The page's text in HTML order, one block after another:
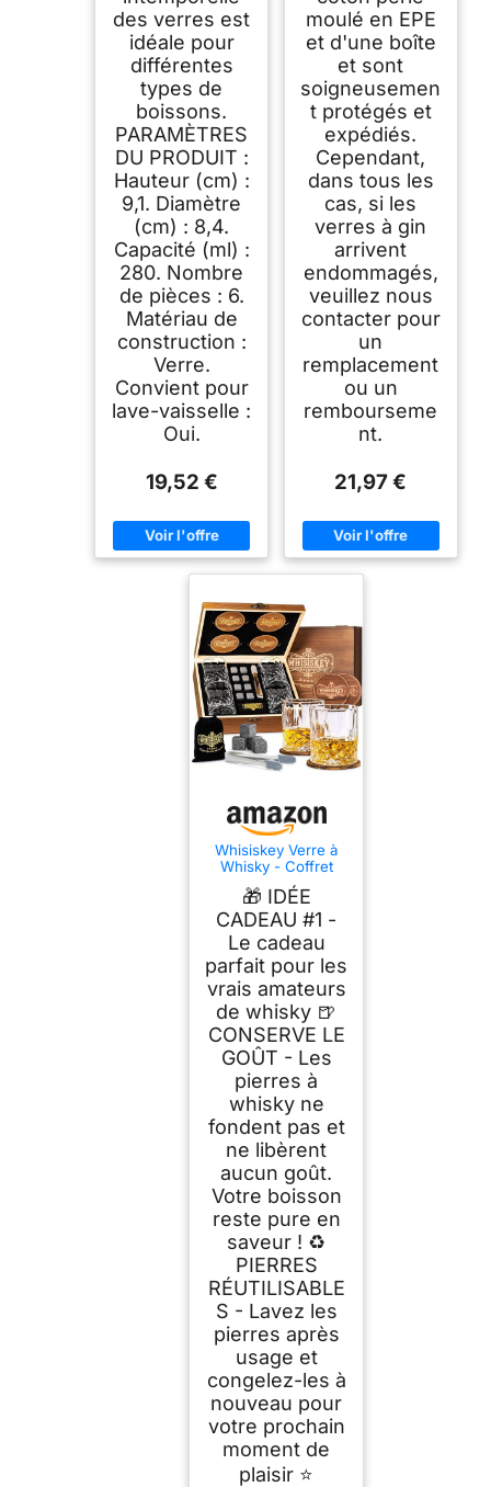
des verres est
idéale pour
différentes
types de
boissons.
PARAMÈTRES
DU PRODUIT :
Hauteur (cm) :
9,1. Diamètre
(cm) : 8,4.
Capacité (ml) :
280. Nombre
de pièces : 6.
Matériau de
construction :
Verre.
Convient pour
lave-vaisselle :
Oui.
19,52 €
moulé en EPE
et d'une boîte
et sont
soigneusemen
t protégés et
expédiés.
Cependant,
dans tous les
cas, si les
verres à gin
arrivent
endommagés,
veuillez nous
contacter pour
un
remplacement
ou un
rembourseme
nt.
21,97 €
Whisiskey Verre à
Whisky - Coffret
Whisky - Idee
Cadeau Homme
Anniversaire
🎁 IDÉE
CADEAU #1 -
Le cadeau
parfait pour les
vrais amateurs
de whisky 🍺
CONSERVE LE
GOÛT - Les
pierres à
whisky ne
fondent pas et
ne libèrent
aucun goût.
Votre boisson
reste pure en
saveur ! ♻
PIERRES
RÉUTILISABLE
S - Lavez les
pierres après
usage et
congelez-les à
nouveau pour
votre prochain
moment de
plaisir ⭐